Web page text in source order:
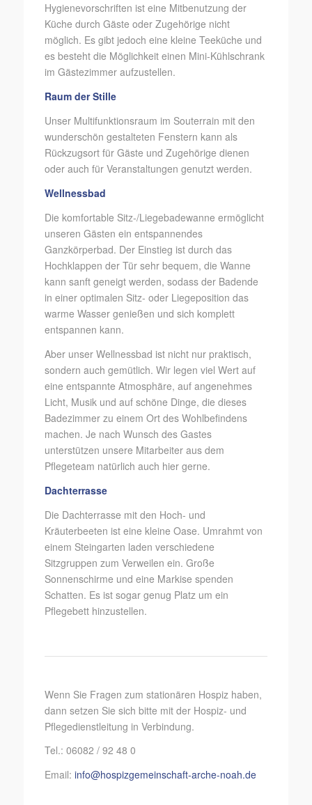
Hygienevorschriften ist eine Mitbenutzung der
Küche durch Gäste oder Zugehörige nicht
möglich. Es gibt jedoch eine kleine Teeküche und
es besteht die Möglichkeit einen Mini-Kühlschrank
im Gästezimmer aufzustellen.
Raum der Stille
Unser Multifunktionsraum im Souterrain mit den
wunderschön gestalteten Fenstern kann als
Rückzugsort für Gäste und Zugehörige dienen
oder auch für Veranstaltungen genutzt werden.
Wellnessbad
Die komfortable Sitz-/Liegebadewanne ermöglicht
unseren Gästen ein entspannendes
Ganzkörperbad. Der Einstieg ist durch das
Hochklappen der Tür sehr bequem, die Wanne
kann sanft geneigt werden, sodass der Badende
in einer optimalen Sitz- oder Liegeposition das
warme Wasser genießen und sich komplett
entspannen kann.
Aber unser Wellnessbad ist nicht nur praktisch,
sondern auch gemütlich. Wir legen viel Wert auf
eine entspannte Atmosphäre, auf angenehmes
Licht, Musik und auf schöne Dinge, die dieses
Badezimmer zu einem Ort des Wohlbefindens
machen. Je nach Wunsch des Gastes
unterstützen unsere Mitarbeiter aus dem
Pflegeteam natürlich auch hier gerne.
Dachterrasse
Die Dachterrasse mit den Hoch- und
Kräuterbeeten ist eine kleine Oase. Umrahmt von
einem Steingarten laden verschiedene
Sitzgruppen zum Verweilen ein. Große
Sonnenschirme und eine Markise spenden
Schatten. Es ist sogar genug Platz um ein
Pflegebett hinzustellen.
Wenn Sie Fragen zum stationären Hospiz haben,
dann setzen Sie sich bitte mit der Hospiz- und
Pflegedienstleitung in Verbindung.
Tel.: 06082 / 92 48 0
Email: info@hospizgemeinschaft-arche-noah.de